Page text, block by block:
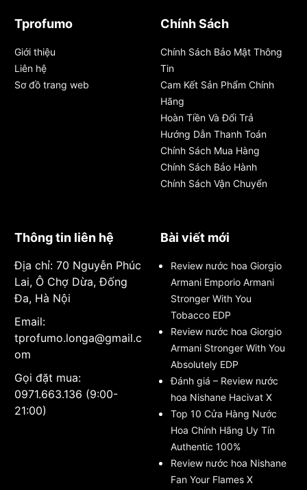
Tprofumo
Giới thiệu
Liên hệ
Sơ đồ trang web
Chính Sách
Chính Sách Bảo Mật Thông
Tin
Cam Kết Sản Phẩm Chính
Hãng
Hoàn Tiền Và Đổi Trả
Hướng Dẫn Thanh Toán
Chính Sách Mua Hàng
Chính Sách Bảo Hành
Chính Sách Vận Chuyển
Thông tin liên hệ
Địa chỉ: 70 Nguyễn Phúc
Lai, Ô Chợ Dừa, Đống
Đa, Hà Nội
Email:
tprofumo.longa@gmail.c
om
Gọi đặt mua:
0971.663.136 (9:00-
21:00)
Bài viết mới
Review nước hoa Giorgio
Armani Emporio Armani
Stronger With You
Tobacco EDP
Review nước hoa Giorgio
Armani Stronger With You
Absolutely EDP
Đánh giá – Review nước
hoa Nishane Hacivat X
Top 10 Cửa Hàng Nước
Hoa Chính Hãng Uy Tín
Authentic 100%
Review nước hoa Nishane
Fan Your Flames X